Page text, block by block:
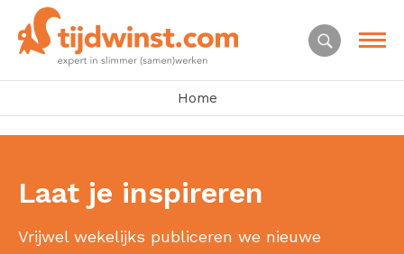
Home
Laat je inspireren
Vrijwel wekelijks publiceren we nieuwe